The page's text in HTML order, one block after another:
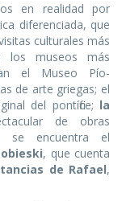
en realidad por
diferenciada, que
culturales más
los museos más
el Museo Pío-
de arte griegas; el
del pontífice; la
de obras
se encuentra el
, que cuenta
de Rafael,